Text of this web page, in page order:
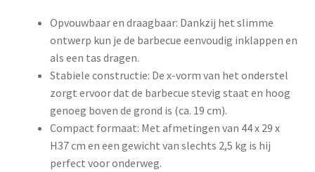
Opvouwbaar en draagbaar: Dankzij het slimme
ontwerp kun je de barbecue eenvoudig inklappen en
als een tas dragen.
Stabiele constructie: De x-vorm van het onderstel
zorgt ervoor dat de barbecue stevig staat en hoog
genoeg boven de grond is (ca. 19 cm).
Compact formaat: Met afmetingen van 44 x 29 x
H37 cm en een gewicht van slechts 2,5 kg is hij
perfect voor onderweg.